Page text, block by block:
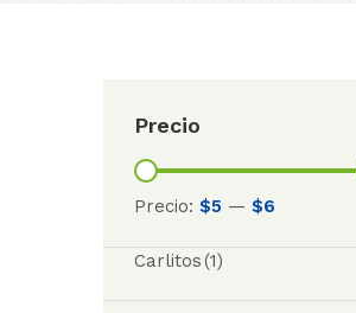
Precio
Precio: $5 — $6
Carlitos(1)